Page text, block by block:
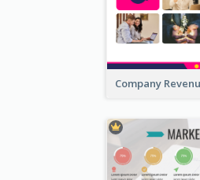
Company